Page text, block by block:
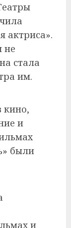
актриса».
не
стала
им.
кино,
и
были
и